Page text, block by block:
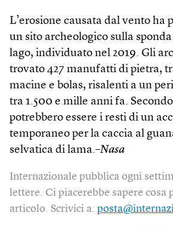
L’erosione causata dal vento ha
un sito archeologico sulla
lago, individuato nel 2019. Gli
trovato 427 manufatti di pietra,
macine e bolas, risalenti a un
tra 1.500 e mille anni fa.
potrebbero essere i resti di un
temporaneo per la caccia al
selvatica di lama.–Nasa
Internazionale pubblica ogni
lettere. Ci piacerebbe sapere cosa
articolo. Scrivici a: